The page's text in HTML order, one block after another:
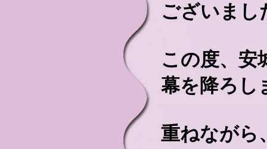
ございまし
この度、安
幕を降ろし
重ねながら